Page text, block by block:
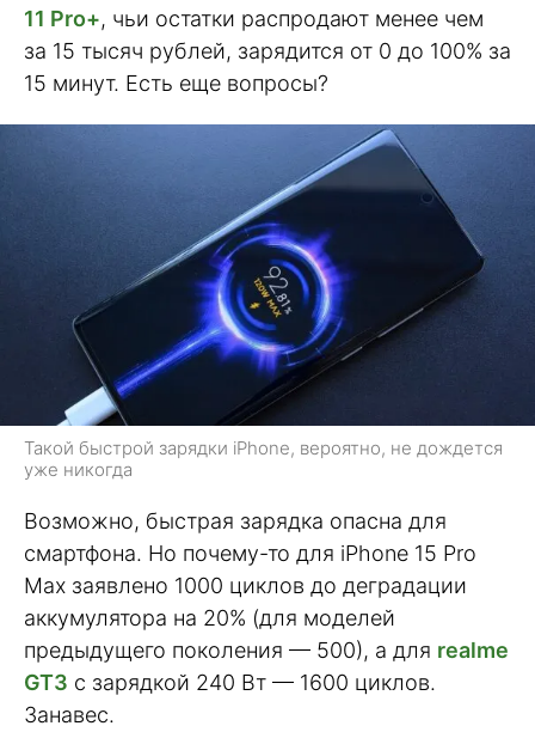
11 Pro+, чьи остатки распродают менее чем
за 15 тысяч рублей, зарядится от 0 до 100% за
15 минут. Есть еще вопросы?
Такой быстрой зарядки iPhone, вероятно, не дождется
уже никогда
Возможно, быстрая зарядка опасна для
смартфона. Но почему-то для iPhone 15 Pro
Max заявлено 1000 циклов до деградации
аккумулятора на 20% (для моделей
предыдущего поколения — 500), а для realme
GT3 с зарядкой 240 Вт — 1600 циклов.
Занавес.